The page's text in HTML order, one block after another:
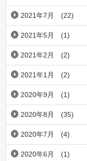
2021年7月 (22)
2021年5月 (1)
2021年2月 (2)
2021年1月 (2)
2020年9月 (1)
2020年8月 (35)
2020年7月 (4)
2020年6月 (1)